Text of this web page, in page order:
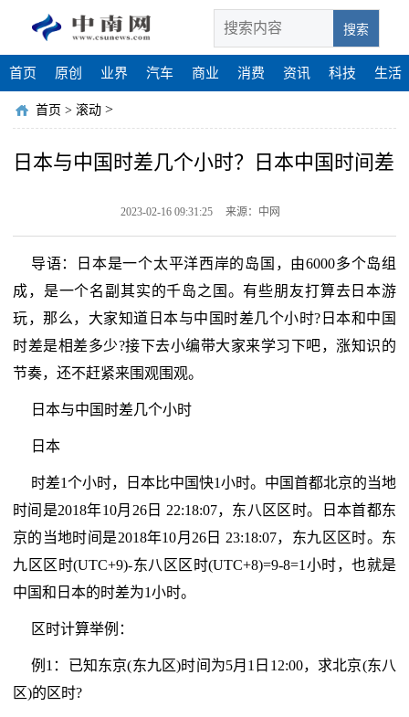
搜索
首页 原创 业界 汽车 商业 消费 资讯 科技 生活
首页 > 滚动 >
日本与中国时差几个小时？日本中国时间差
2023-02-16 09:31:25 来源：中网
导语：日本是一个太平洋西岸的岛国，由6000多个岛组
成，是一个名副其实的千岛之国。有些朋友打算去日本游
玩，那么，大家知道日本与中国时差几个小时?日本和中国
时差是相差多少?接下去小编带大家来学习下吧，涨知识的
节奏，还不赶紧来围观围观。
日本与中国时差几个小时
日本
时差1个小时，日本比中国快1小时。中国首都北京的当地
时间是2018年10月26日 22:18:07，东八区区时。日本首都东
京的当地时间是2018年10月26日 23:18:07，东九区区时。东
九区区时(UTC+9)-东八区区时(UTC+8)=9-8=1小时，也就是
中国和日本的时差为1小时。
区时计算举例：
例1：已知东京(东九区)时间为5月1日12:00，求北京(东八
区)的区时?